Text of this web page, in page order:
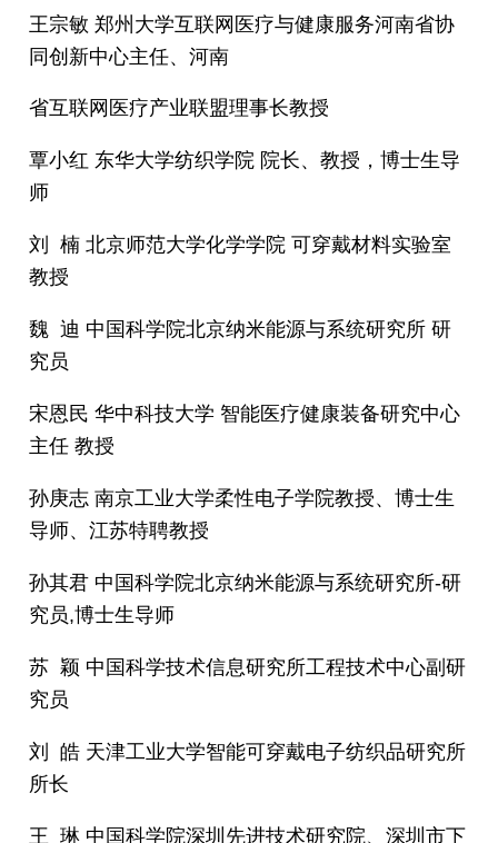
王宗敏 郑州大学互联网医疗与健康服务河南省协
同创新中心主任、河南
省互联网医疗产业联盟理事长教授
覃小红 东华大学纺织学院 院长、教授，博士生导
师
刘 楠 北京师范大学化学学院 可穿戴材料实验室
教授
魏 迪 中国科学院北京纳米能源与系统研究所 研
究员
宋恩民 华中科技大学 智能医疗健康装备研究中心
主任 教授
孙庚志 南京工业大学柔性电子学院教授、博士生
导师、江苏特聘教授
孙其君 中国科学院北京纳米能源与系统研究所-研
究员,博士生导师
苏 颖 中国科学技术信息研究所工程技术中心副研
究员
刘 皓 天津工业大学智能可穿戴电子纺织品研究所
所长
王 琳 中国科学院深圳先进技术研究院、深圳市下